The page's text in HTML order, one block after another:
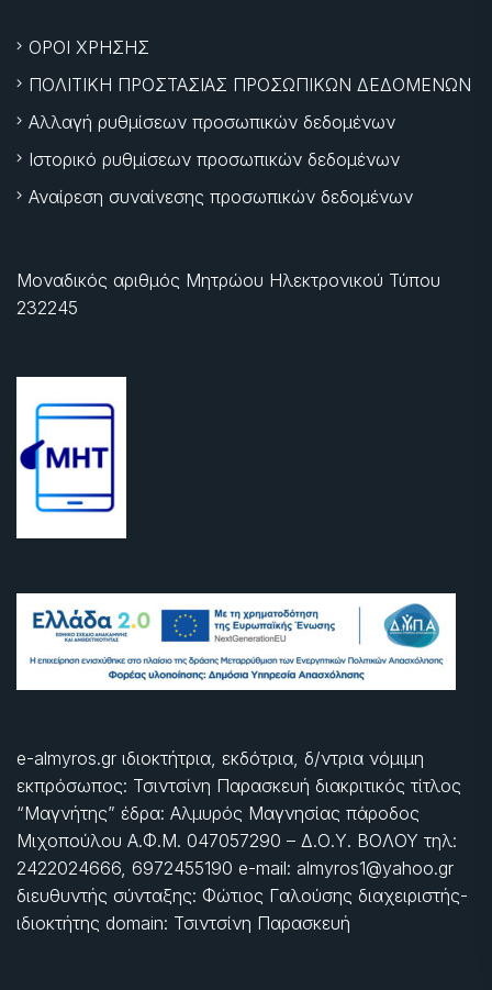
ΟΡΟΙ ΧΡΗΣΗΣ
ΠΟΛΙΤΙΚΗ ΠΡΟΣΤΑΣΙΑΣ ΠΡΟΣΩΠΙΚΩΝ ΔΕΔΟΜΕΝΩΝ
Αλλαγή ρυθμίσεων προσωπικών δεδομένων
Ιστορικό ρυθμίσεων προσωπικών δεδομένων
Αναίρεση συναίνεσης προσωπικών δεδομένων
Μοναδικός αριθμός Μητρώου Ηλεκτρονικού Τύπου
232245
e-almyros.gr ιδιοκτήτρια, εκδότρια, δ/ντρια νόμιμη
εκπρόσωπος: Τσιντσίνη Παρασκευή διακριτικός τίτλος
“Μαγνήτης” έδρα: Αλμυρός Μαγνησίας πάροδος
Μιχοπούλου Α.Φ.Μ. 047057290 – Δ.Ο.Υ. ΒΟΛΟΥ τηλ:
2422024666, 6972455190 e-mail: almyros1@yahoo.gr
διευθυντής σύνταξης: Φώτιος Γαλούσης διαχειριστής-
ιδιοκτήτης domain: Τσιντσίνη Παρασκευή